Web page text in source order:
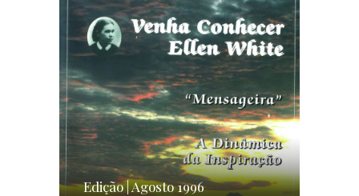
Edição | Agosto 1996